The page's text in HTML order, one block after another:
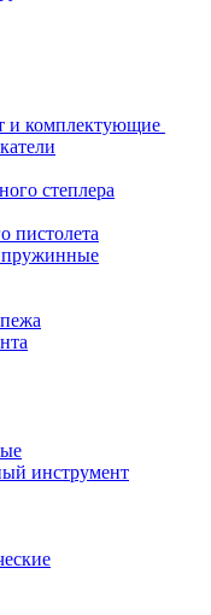
и комплектующие
степлера
пистолета
инструмент